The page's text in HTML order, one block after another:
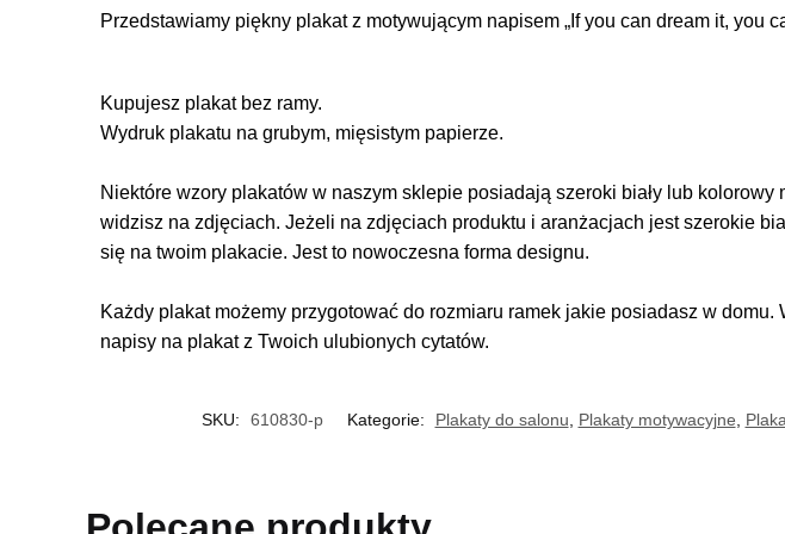
Przedstawiamy piękny plakat z motywującym napisem „If you can dream it,
Kupujesz plakat bez ramy.
Wydruk plakatu na grubym, mięsistym papierze.
Niektóre wzory plakatów w naszym sklepie posiadają szeroki biały lub
widzisz na zdjęciach. Jeżeli na zdjęciach produktu i aranżacjach jest szerokie
się na twoim plakacie. Jest to nowoczesna forma designu.
Każdy plakat możemy przygotować do rozmiaru ramek jakie posiadasz w
napisy na plakat z Twoich ulubionych cytatów.
SKU: 610830-p Kategorie: Plakaty do salonu, Plakaty motywacyjne,